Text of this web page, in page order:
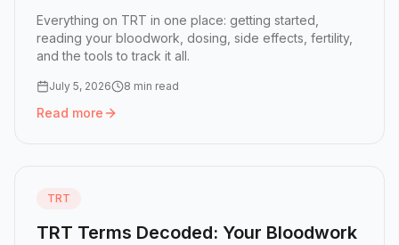
Everything on TRT in one place: getting started,
reading your bloodwork, dosing, side effects, fertility,
and the tools to track it all.
July 5, 2026 8 min read
Read more
Read more: TRT, Explained: The Complete Guide to
TRT
TRT Terms Decoded: Your Bloodwork